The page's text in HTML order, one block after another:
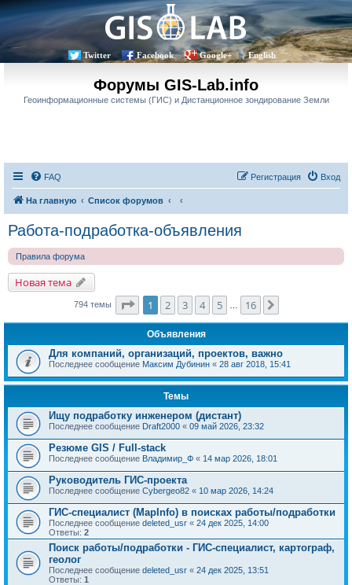
Twitter Facebook Google+ English
Форумы GIS-Lab.info
Геоинформационные системы (ГИС) и Дистанционное зондирование Земли
FAQ Вход
Регистрация
На главную Список форумов
Работа-подработка-объявления
Правила форума
Новая тема
794 темы Страница1 из
1 2 3 4 5 16
Объявления
Для компаний, организаций, проектов, важно
Последнее сообщение Максим Дубинин « 28 авг 2018, 15:41
Темы
Ищу подработку инженером (дистант)
Последнее сообщение Draft2000 « 09 май 2026, 23:32
Резюме GIS / Full-stack
Последнее сообщение Владимир_Ф « 14 мар 2026, 18:01
Руководитель ГИС-проекта
Последнее сообщение Cybergeo82 « 10 мар 2026, 14:24
ГИС-специалист (MapInfo) в поисках работы/подработки
Последнее сообщение deleted_usr « 24 дек 2025, 14:00
Ответы: 2
Поиск работы/подработки - ГИС-специалист, картограф,
геолог
Последнее сообщение deleted_usr « 24 дек 2025, 13:51
Ответы: 1